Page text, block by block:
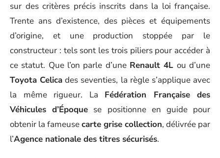
sur des critères précis inscrits dans la loi française.
Trente ans d’existence, des pièces et équipements
d’origine, et une production stoppée par le
constructeur : tels sont les trois piliers pour accéder à
ce statut. Que l’on parle d’une Renault 4L ou d’une
Toyota Celica des seventies, la règle s’applique avec
la même rigueur. La Fédération Française des
Véhicules d’Époque se positionne en guide pour
obtenir la fameusecarte grise collection, délivrée par
l’Agence nationale des titres sécurisés.